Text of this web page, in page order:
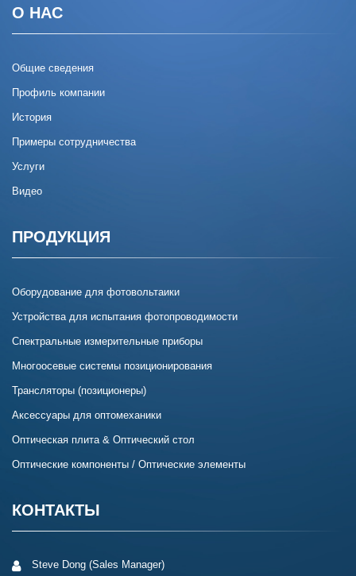
О НАС
Общие сведения
Профиль компании
История
Примеры сотрудничества
Услуги
Видео
ПРОДУКЦИЯ
Оборудование для фотовольтаики
Устройства для испытания фотопроводимости
Спектральные измерительные приборы
Многоосевые системы позиционирования
Трансляторы (позиционеры)
Аксессуары для оптомеханики
Оптическая плита & Оптический стол
Оптические компоненты / Оптические элементы
КОНТАКТЫ
Steve Dong (Sales Manager)